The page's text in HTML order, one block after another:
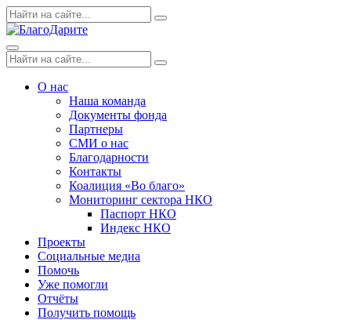
Skip
to
Поиск
по:
Search
Menu
Поиск
по:
Search
О нас
Наша команда
Документы фонда
Партнеры
СМИ о нас
Благодарности
Контакты
Коалиция «Во благо»
Мониторинг сектора НКО
Паспорт НКО
Индекс НКО
Проекты
Социальные медиа
Помочь
Уже помогли
Отчёты
Получить помощь